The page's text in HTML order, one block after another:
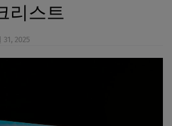
리스트
31, 2025